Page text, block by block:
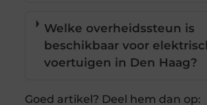
Welke overheidssteun is
beschikbaar voor
voertuigen in Den Haag?
Goed artikel? Deel hem dan op: